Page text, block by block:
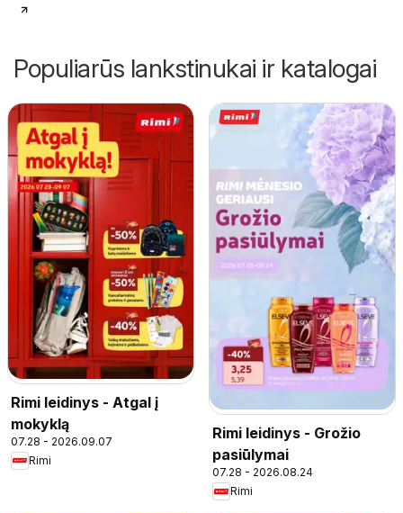
Populiarūs lankstinukai ir katalogai
Rimi leidinys - Atgal į
mokyklą
07.28 - 2026.09.07
Rimi
Rimi leidinys - Grožio
pasiūlymai
07.28 - 2026.08.24
Rimi